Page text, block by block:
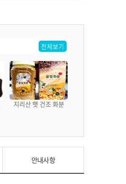
전체보기
지리산 햇 건조 화분
안내사항